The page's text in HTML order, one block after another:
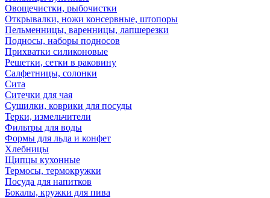
Овощечистки, рыбочистки
Открывалки, ножи консервные, штопоры
Пельменницы, варенницы, лапшерезки
Подносы, наборы подносов
Прихватки силиконовые
Решетки, сетки в раковину
Салфетницы, солонки
Сита
Ситечки для чая
Сушилки, коврики для посуды
Терки, измельчители
Фильтры для воды
Формы для льда и конфет
Хлебницы
Щипцы кухонные
Термосы, термокружки
Посуда для напитков
Бокалы, кружки для пива